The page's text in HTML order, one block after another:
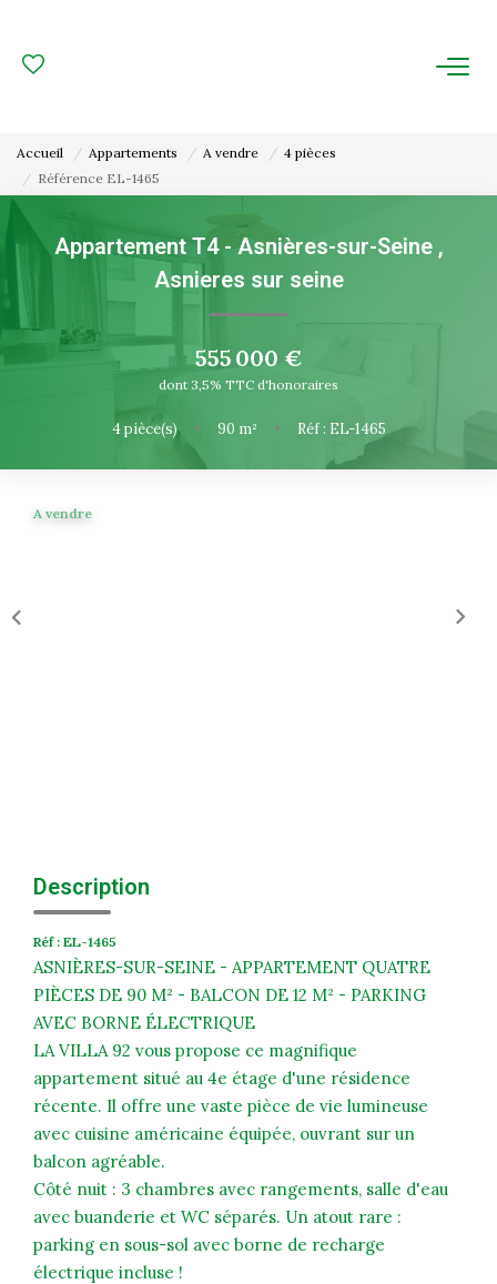
FAIRE GÉRER
Gestion Locative
Gestion De Copropriété
NOUS CONNAITRE
Accueil Appartements A vendre
4 pièces
Référence EL-1465
Appartement T4 - Asnières-sur-Seine ,
Asnieres sur seine
555 000 €
dont 3,5% TTC d'honoraires
4pièce(s) • 90 m² • Réf : EL-1465
A vendre
Description
Réf : EL-1465
ASNIÈRES-SUR-SEINE - APPARTEMENT QUATRE
PIÈCES DE 90 M² - BALCON DE 12 M² - PARKING
AVEC BORNE ÉLECTRIQUE
LA VILLA 92 vous propose ce magnifique
appartement situé au 4e étage d'une résidence
récente. Il offre une vaste pièce de vie lumineuse
avec cuisine américaine équipée, ouvrant sur un
balcon agréable.
Côté nuit : 3 chambres avec rangements, salle d'eau
avec buanderie et WC séparés. Un atout rare :
parking en sous-sol avec borne de recharge
électrique incluse !